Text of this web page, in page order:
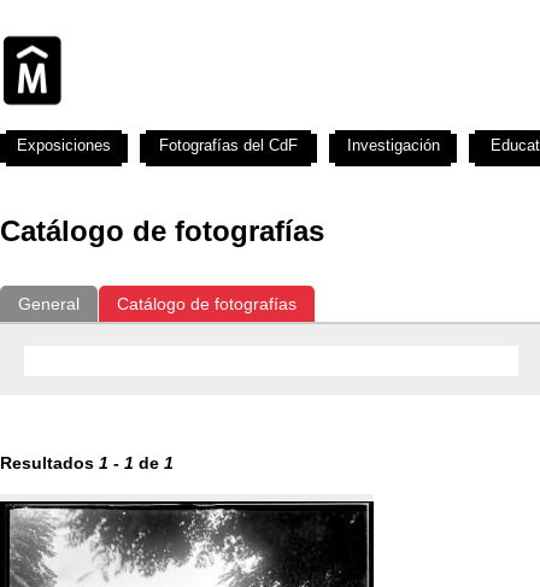
Catálogo de fotografías
General Catálogo de fotografías
Resultados 1 - 1 de 1
Exposiciones Fotografías del CdF Investigación